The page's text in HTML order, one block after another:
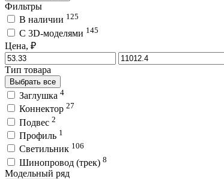
Фильтры
В наличии 125
C 3D-моделями 145
Цена, ₽
Тип товара
Выбрать все
Заглушка 4
Коннектор 27
Подвес 2
Профиль 1
Светильник 106
Шинопровод (трек) 8
Модельный ряд